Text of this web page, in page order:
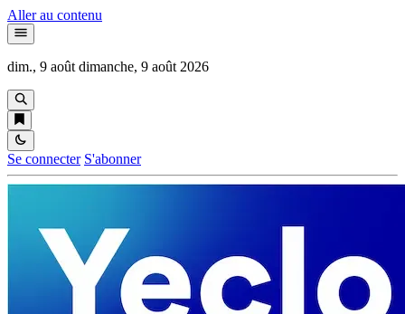
Aller au contenu
dim., 9 août dimanche, 9 août 2026
Se connecter S'abonner